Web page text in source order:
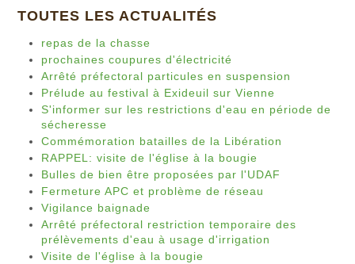
TOUTES LES ACTUALITÉS
repas de la chasse
prochaines coupures d'électricité
Arrêté préfectoral particules en suspension
Prélude au festival à Exideuil sur Vienne
S'informer sur les restrictions d'eau en période de
sécheresse
Commémoration batailles de la Libération
RAPPEL: visite de l'église à la bougie
Bulles de bien être proposées par l'UDAF
Fermeture APC et problème de réseau
Vigilance baignade
Arrêté préfectoral restriction temporaire des
prélèvements d'eau à usage d'irrigation
Visite de l'église à la bougie